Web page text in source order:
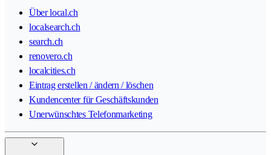
Über local.ch
localsearch.ch
search.ch
renovero.ch
localcities.ch
Eintrag erstellen / ändern / löschen
Kundencenter für Geschäftskunden
Unerwünschtes Telefonmarketing